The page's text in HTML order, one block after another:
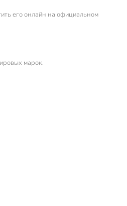
его онлайн на официальном
марок.